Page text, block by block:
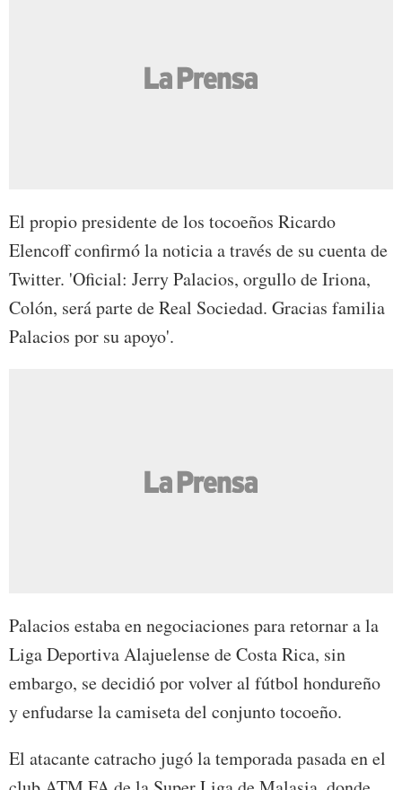
El propio presidente de los tocoeños Ricardo
Elencoff confirmó la noticia a través de su cuenta de
Twitter. 'Oficial: Jerry Palacios, orgullo de Iriona,
Colón, será parte de Real Sociedad. Gracias familia
Palacios por su apoyo'.
Palacios estaba en negociaciones para retornar a la
Liga Deportiva Alajuelense de Costa Rica, sin
embargo, se decidió por volver al fútbol hondureño
y enfudarse la camiseta del conjunto tocoeño.
El atacante catracho jugó la temporada pasada en el